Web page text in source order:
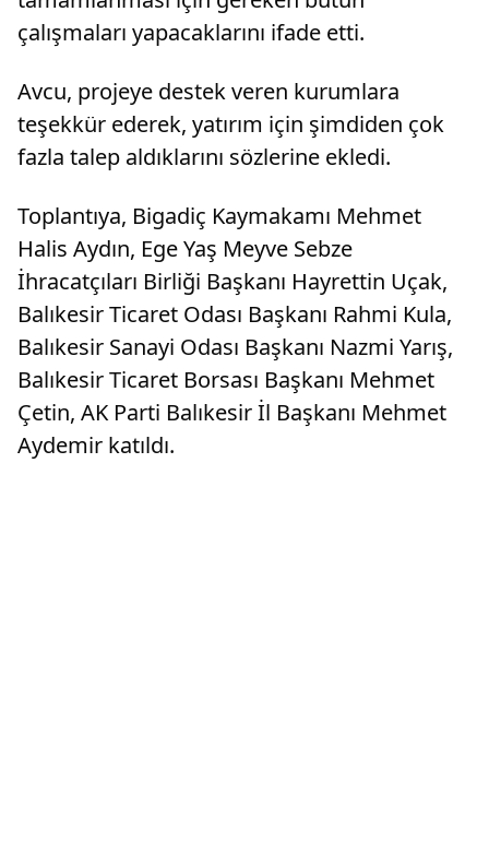
çalışmaları yapacaklarını ifade etti.
Avcu, projeye destek veren kurumlara
teşekkür ederek, yatırım için şimdiden çok
fazla talep aldıklarını sözlerine ekledi.
Toplantıya, Bigadiç Kaymakamı Mehmet
Halis Aydın, Ege Yaş Meyve Sebze
İhracatçıları Birliği Başkanı Hayrettin Uçak,
Balıkesir Ticaret Odası Başkanı Rahmi Kula,
Balıkesir Sanayi Odası Başkanı Nazmi Yarış,
Balıkesir Ticaret Borsası Başkanı Mehmet
Çetin, AK Parti Balıkesir İl Başkanı Mehmet
Aydemir katıldı.